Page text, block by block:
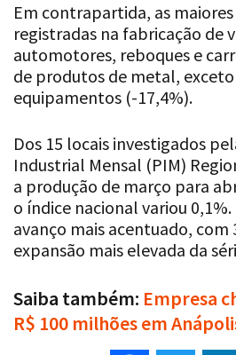
Em contrapartida, as
registradas na fabricação de
automotores, reboques e
de produtos de metal,
equipamentos (-17,4%).
Dos 15 locais investigados
Industrial Mensal (PIM)
a produção de março para
o índice nacional variou
avanço mais acentuado, com
expansão mais elevada da
Saiba também: Empresa
R$ 100 milhões em